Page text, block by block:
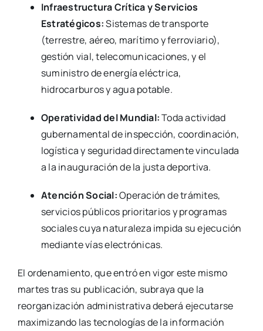
Infraestructura Crítica y Servicios
Estratégicos:Sistemas de transporte
(terrestre, aéreo, marítimo y ferroviario),
gestión vial, telecomunicaciones, y el
suministro de energía eléctrica,
hidrocarburos y agua potable.
Operatividad del Mundial:Toda actividad
gubernamental de inspección, coordinación,
logística y seguridad directamente vinculada
a la inauguración de la justa deportiva.
Atención Social:Operación de trámites,
servicios públicos prioritarios y programas
sociales cuya naturaleza impida su ejecución
mediante vías electrónicas.
El ordenamiento, que entró en vigor este mismo
martes tras su publicación, subraya que la
reorganización administrativa deberá ejecutarse
maximizando las tecnologías de la información